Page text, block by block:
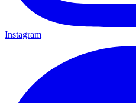
Instagram